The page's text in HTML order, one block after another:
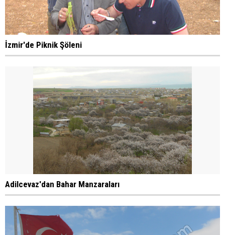
İzmir'de Piknik Şöleni
Adilcevaz'dan Bahar Manzaraları